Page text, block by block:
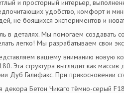
и просторный интерьер,
удобство, комфорт и
не боящихся экспериментов и
в деталях. Мы помогаем создавать
легко! Мы разрабатываем свои
вашему вниманию новую
Эта структура выглядит как
Дуб Галифакс. При прикосновении
декора Бетон Чикаго тёмно-серый